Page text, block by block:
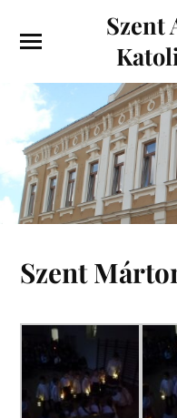
Szent
Szent